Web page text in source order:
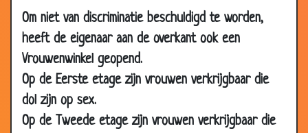
Om niet van discriminatie beschuldigd te worden,
heeft de eigenaar aan de overkant ook een
Vrouwenwinkel geopend.
Op de Eerste etage zijn vrouwen verkrijgbaar die
dol zijn op sex.
Op de Tweede etage zijn vrouwen verkrijgbaar die
2019
Van Kooten en De Bie - De Geilneef
2019
Martijn Koning - Wraakporno
06 Nov
2019
Herman Finkers - Een neger in het dorp 2.87
06 Sep
Toren C - Dokter poep 2.93